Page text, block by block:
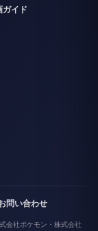
ガイド
問い合わせ
会社ポケモン・株式会社